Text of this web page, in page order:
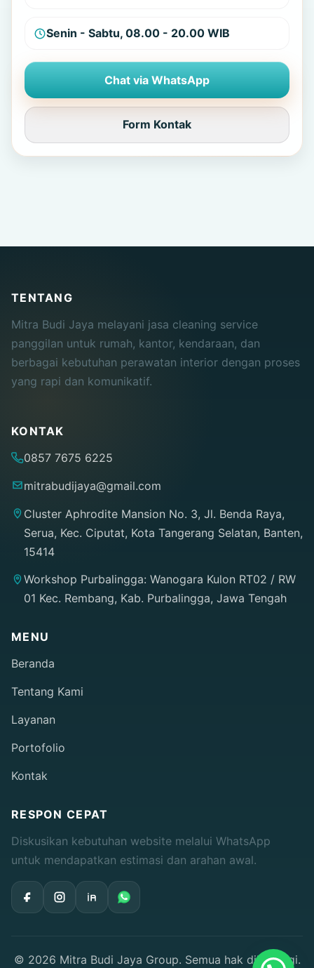
Senin - Sabtu, 08.00 - 20.00 WIB
Chat via WhatsApp
Form Kontak
TENTANG
Mitra Budi Jaya melayani jasa cleaning service
panggilan untuk rumah, kantor, kendaraan, dan
berbagai kebutuhan perawatan interior dengan proses
yang rapi dan komunikatif.
KONTAK
0857 7675 6225
mitrabudijaya@gmail.com
Cluster Aphrodite Mansion No. 3, Jl. Benda Raya,
Serua, Kec. Ciputat, Kota Tangerang Selatan, Banten,
15414
Workshop Purbalingga: Wanogara Kulon RT02 / RW
01 Kec. Rembang, Kab. Purbalingga, Jawa Tengah
MENU
Beranda
Tentang Kami
Layanan
Portofolio
Kontak
RESPON CEPAT
Diskusikan kebutuhan website melalui WhatsApp
untuk mendapatkan estimasi dan arahan awal.
© 2026 Mitra Budi Jaya Group. Semua hak dilindungi.